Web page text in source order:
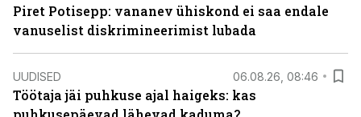
Piret Potisepp: vananev ühiskond ei saa endale
vanuselist diskrimineerimist lubada
UUDISED 06.08.26, 08:46
Töötaja jäi puhkuse ajal haigeks: kas